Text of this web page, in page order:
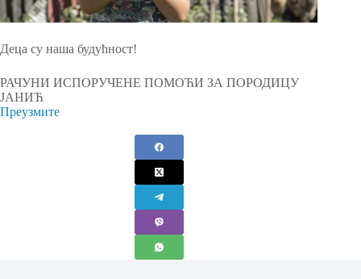
Деца су наша будућност!
РАЧУНИ ИСПОРУЧЕНЕ ПОМОЋИ ЗА ПОРОДИЦУ
ЈАНИЋ
Преузмите